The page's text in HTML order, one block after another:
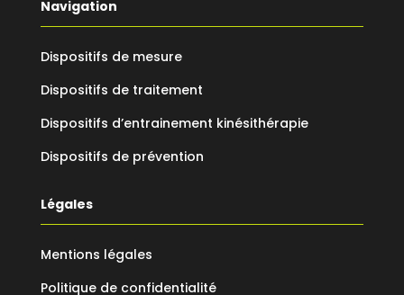
Navigation
Dispositifs de mesure
Dispositifs de traitement
Dispositifs d’entrainement kinésithérapie
Dispositifs de prévention
Légales
Mentions légales
Politique de confidentialité